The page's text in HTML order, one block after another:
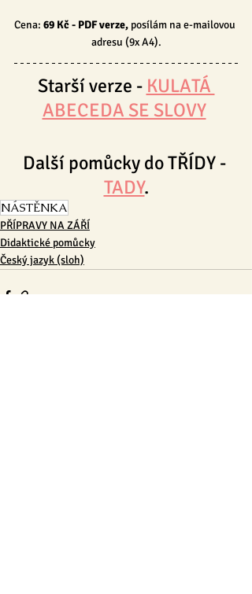
Cena: 69 Kč - PDF verze, posílám na e-mailovou
adresu (9x A4).
Starší verze - KULATÁ
ABECEDA SE SLOVY
Další pomůcky do TŘÍDY -
TADY.
NÁSTĚNKA
PŘÍPRAVY NA ZÁŘÍ
Didaktické pomůcky
Český jazyk (sloh)